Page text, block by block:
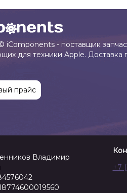
iComponents - поставщик
для техники Apple. Доставка
прайс
Владимир
+7